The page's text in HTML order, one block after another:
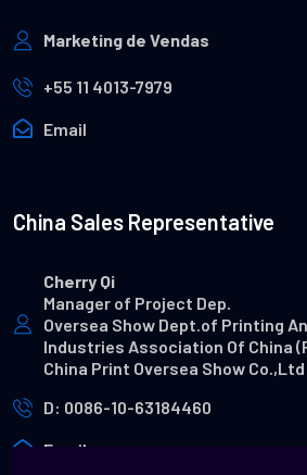
Marketing de Vendas
+55 11 4013-7979
Email
China Sales Representative
Cherry Qi
Manager of Project Dep.
Oversea Show Dept.of Printing
Industries Association Of China
China Print Oversea Show Co.,Ltd
D: 0086-10-63184460
Email